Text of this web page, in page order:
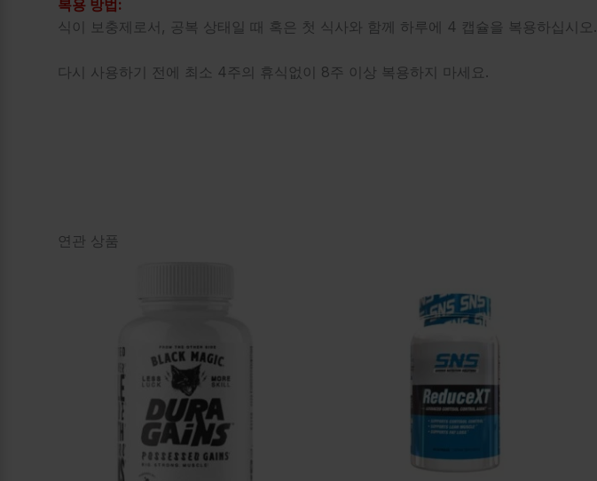
복용 방법:
식이 보충제로서, 공복 상태일 때 혹은 첫 식사와 함께 하루에 4 캡슐을 복용하십시오.
다시 사용하기 전에 최소 4주의 휴식없이 8주 이상 복용하지 마세요.
연관 상품